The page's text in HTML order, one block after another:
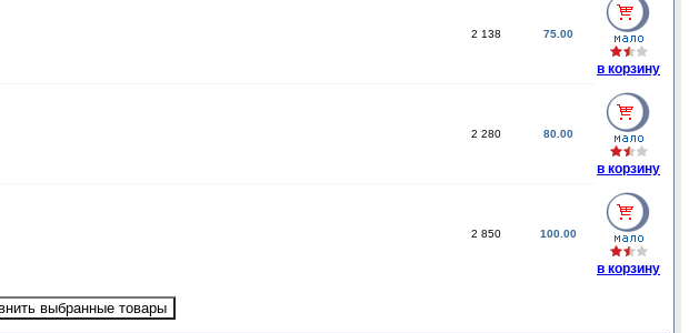
2 138 75.00
в корзину
2 280 80.00
в корзину
2 850 100.00
в корзину